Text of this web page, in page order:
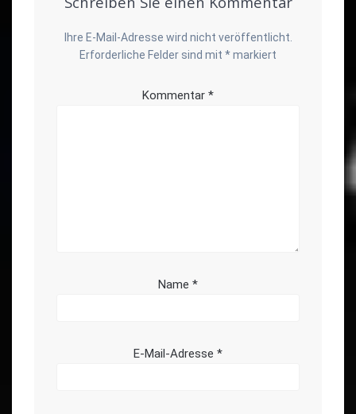
Ihre E-Mail-Adresse wird nicht veröffentlicht.
Erforderliche Felder sind mit *markiert
Kommentar *
Name *
E-Mail-Adresse *